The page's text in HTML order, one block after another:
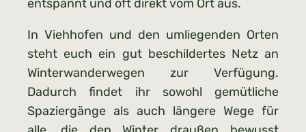
entspannt und oft direkt vom Ort aus.
In Viehhofen und den umliegenden Orten
steht euch ein gut beschildertes Netz an
Winterwanderwegen zur Verfügung.
Dadurch findet ihr sowohl gemütliche
Spaziergänge als auch längere Wege für